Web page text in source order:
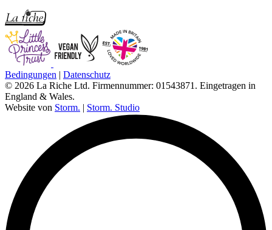
Bedingungen | Datenschutz
© 2026 La Riche Ltd. Firmennummer: 01543871. Eingetragen in
England & Wales.
Website von Storm. | Storm. Studio